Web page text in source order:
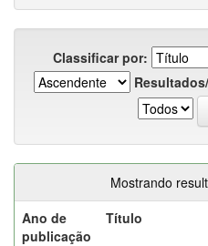
Classificar por:
Mostrando
Ano de
publicação
Título